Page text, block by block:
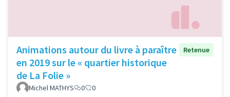
Animations autour du livre à paraître
en 2019 sur le « quartier historique
de La Folie »
Retenue
Michel MATHYS 0 0